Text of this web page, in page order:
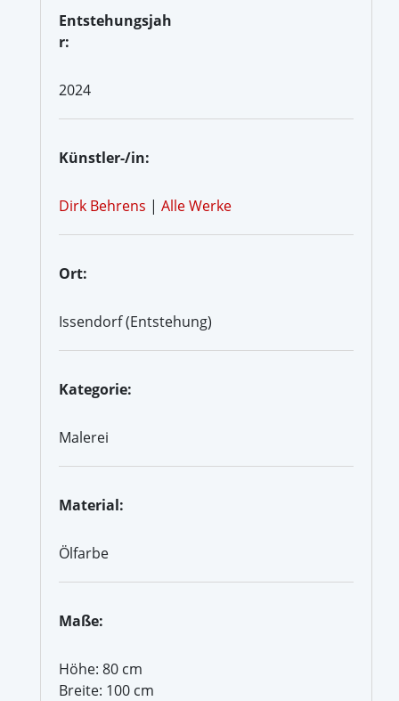
Entstehungsjah
r:
2024
Künstler-/in:
Dirk Behrens | Alle Werke
Ort:
Issendorf (Entstehung)
Kategorie:
Malerei
Material:
Ölfarbe
Maße:
Höhe: 80 cm
Breite: 100 cm